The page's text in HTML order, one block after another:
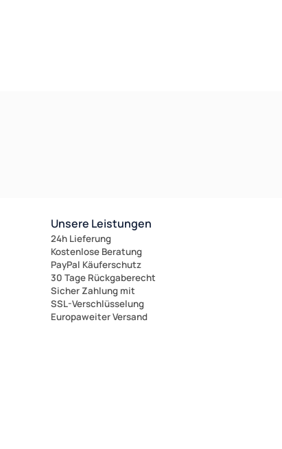
Unsere Leistungen
24h Lieferung
Kostenlose Beratung
PayPal Käuferschutz
30 Tage Rückgaberecht
Sicher Zahlung mit
SSL-Verschlüsselung
Europaweiter Versand